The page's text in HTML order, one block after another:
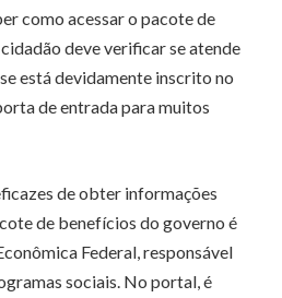
como acessar o pacote de
deve verificar se atende
está devidamente inscrito no
de entrada para muitos
de obter informações
de benefícios do governo é
Federal, responsável
sociais. No portal, é